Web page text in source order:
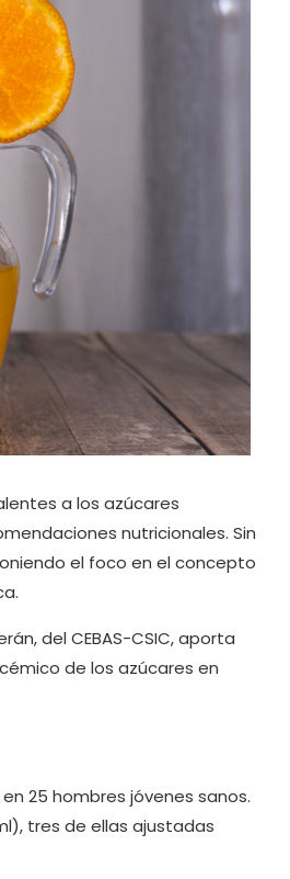
a los azúcares
nutricionales. Sin
el foco en el concepto
del CEBAS-CSIC, aporta
de los azúcares en
25 hombres jóvenes sanos.
tres de ellas ajustadas